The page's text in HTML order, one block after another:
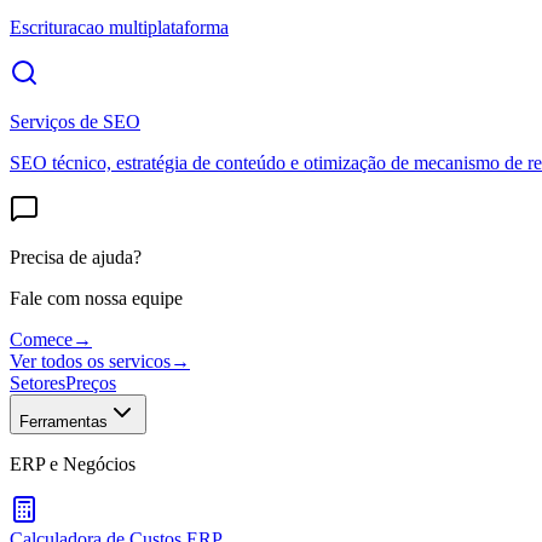
Escrituracao multiplataforma
Serviços de SEO
SEO técnico, estratégia de conteúdo e otimização de mecanismo de
Precisa de ajuda?
Fale com nossa equipe
Comece→
Ver todos os servicos→
SetoresPreços
Ferramentas
ERP e Negócios